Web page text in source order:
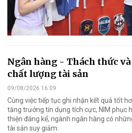
Ngân hàng - Thách thức
chất lượng tài sản
09/08/2026 16:09
Cùng việc tiếp tục ghi nhận kết quả tốt
tăng trưởng tín dụng tích cực, NIM phục
thiện đáng kể, ngành ngân hàng có
tài sản suy giảm.